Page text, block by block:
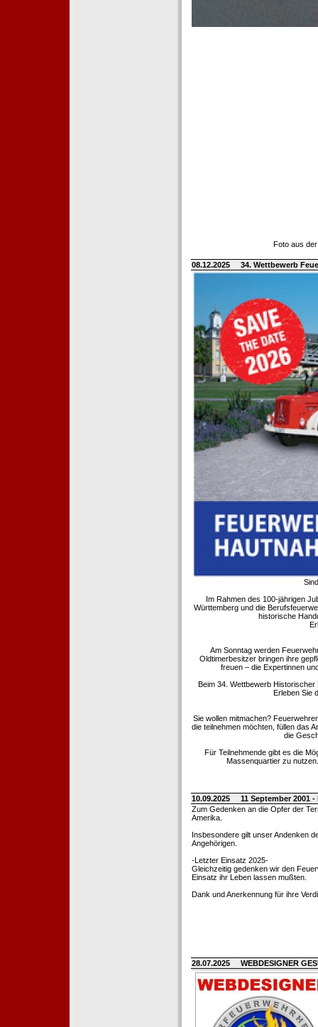
Foto aus
08.12.2025 34. Wettbewerb
Im Rahmen des 100-jährigen
Württemberg und die
historische
Am Sonntag werden
Oldtimerbesitzer bringen ihre
freuen – die Expertinnen
Beim 34. Wettbewerb
Erleben Sie
Sie wollen mitmachen?
die teilnehmen möchten, füllen das
die
Für Teilnehmende gibt es die
Massenquartier zu
10.09.2025
11 September 2001
Zum Gedenken an die Opfer der
Amerika.
Insbesondere gilt unser Andenken
Angehörigen.
-Letzter Einsatz 2025-
Gleichzeitig gedenken wir den
Einsatz ihr Leben lassen mußten.
Dank und Anerkennung für ihre
28.07.2025 WEBDESIGNER